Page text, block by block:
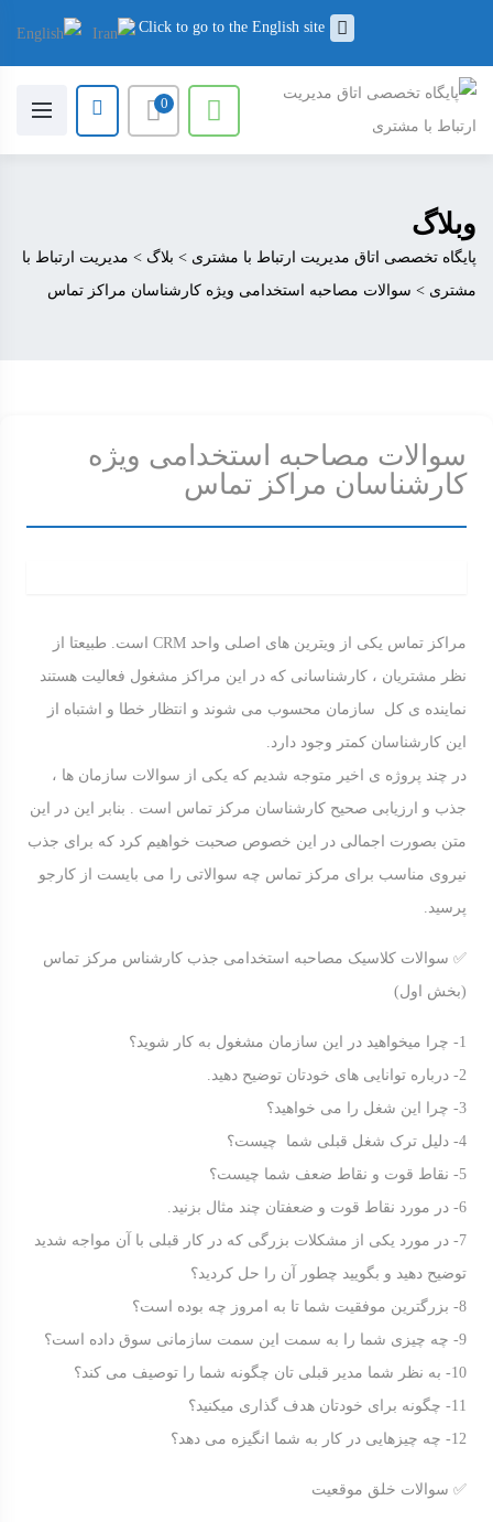
Click to go to the English site
0
وبلاگ
پایگاه تخصصی اتاق مدیریت ارتباط با مشتری > بلاگ > مدیریت ارتباط با
مشتری > سوالات مصاحبه استخدامی ویژه کارشناسان مراکز تماس
سوالات مصاحبه استخدامی ویژه
کارشناسان مراکز تماس
مراکز تماس یکی از ویترین های اصلی واحد CRM است. طبیعتا از
نظر مشتریان ، کارشناسانی که در این مراکز مشغول فعالیت هستند
نماینده ی کل سازمان محسوب می شوند و انتظار خطا و اشتباه از
این کارشناسان کمتر وجود دارد.
در چند پروژه ی اخیر متوجه شدیم که یکی از سوالات سازمان ها ،
جذب و ارزیابی صحیح کارشناسان مرکز تماس است . بنابر این در این
متن بصورت اجمالی در این خصوص صحبت خواهیم کرد که برای جذب
نیروی مناسب برای مرکز تماس چه سوالاتی را می بایست از کارجو
پرسید.
✅ سوالات کلاسیک مصاحبه استخدامی جذب کارشناس مرکز تماس
(بخش اول)
1- چرا میخواهید در این سازمان مشغول به کار شوید؟
2- درباره توانایی های خودتان توضیح دهید.
3- چرا این شغل را می خواهید؟
4- دلیل ترک شغل قبلی شما چیست؟
5- نقاط قوت و نقاط ضعف شما چیست؟
6- در مورد نقاط قوت و ضعفتان چند مثال بزنید.
7- در مورد یکی از مشکلات بزرگی که در کار قبلی با آن مواجه شدید
توضیح دهید و بگویید چطور آن را حل کردید؟
8- بزرگترین موفقیت شما تا به امروز چه بوده است؟
9- چه چیزی شما را به سمت این سمت سازمانی سوق داده است؟
10- به نظر شما مدیر قبلی تان چگونه شما را توصیف می کند؟
11- چگونه برای خودتان هدف گذاری میکنید؟
12- چه چیزهایی در کار به شما انگیزه می دهد؟
✅ سوالات خلق موقعیت